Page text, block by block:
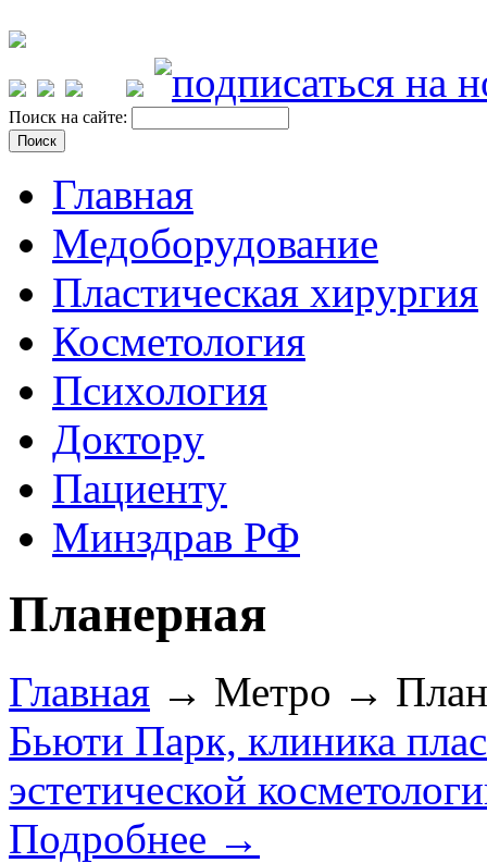
Поиск на сайте:
Главная
Медоборудование
Пластическая хирургия
Косметология
Психология
Доктору
Пациенту
Минздрав РФ
Планерная
Главная → Метро →
Бьюти Парк, клиника
эстетической
Подробнее →